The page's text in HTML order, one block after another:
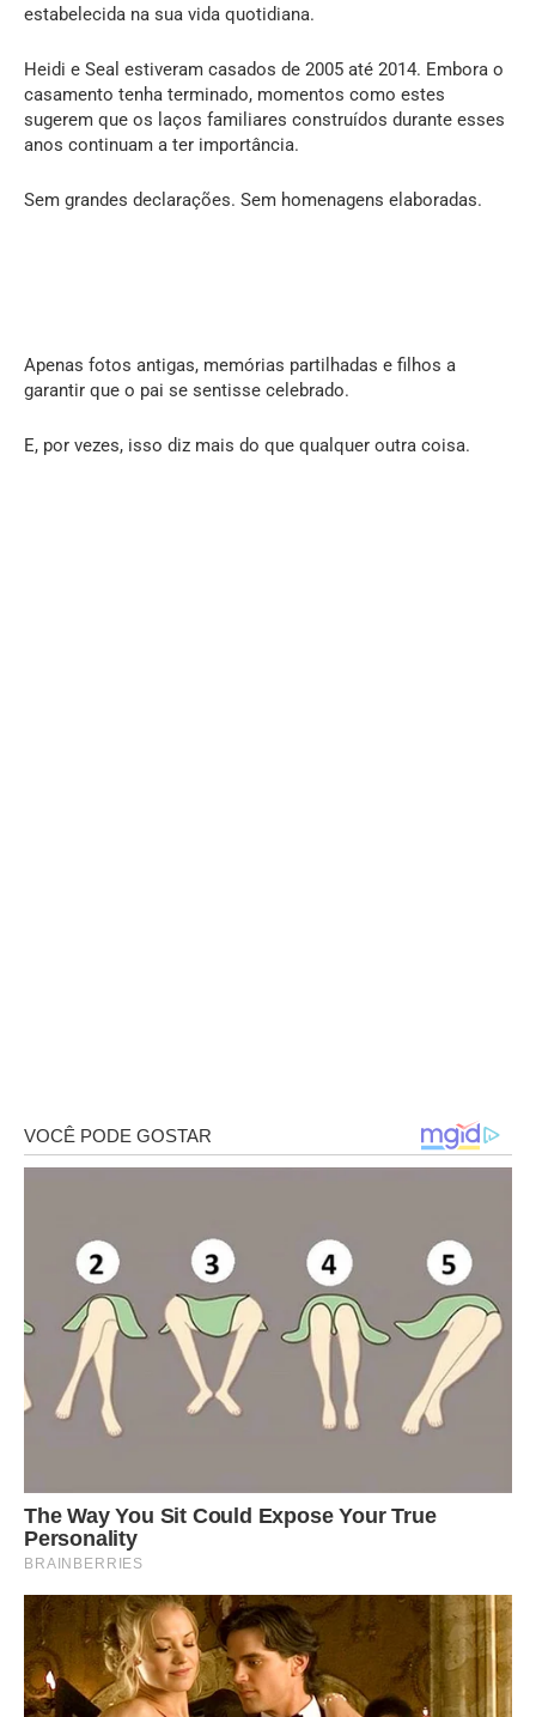
estabelecida na sua vida quotidiana.
Heidi e Seal estiveram casados de 2005 até 2014. Embora o
casamento tenha terminado, momentos como estes
sugerem que os laços familiares construídos durante esses
anos continuam a ter importância.
Sem grandes declarações. Sem homenagens elaboradas.
Apenas fotos antigas, memórias partilhadas e filhos a
garantir que o pai se sentisse celebrado.
E, por vezes, isso diz mais do que qualquer outra coisa.